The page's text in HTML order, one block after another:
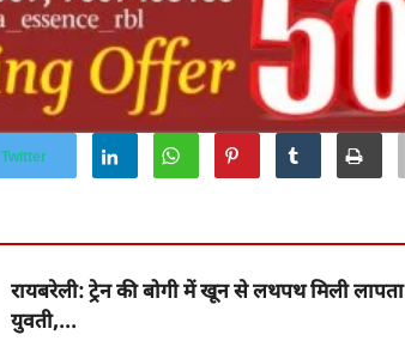
Twitter
रायबरेली: ट्रेन की बोगी में खून से लथपथ मिली लापता
युवती,...